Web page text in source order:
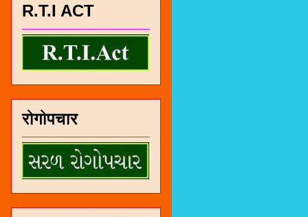
R.T.I ACT
रोगोपचार